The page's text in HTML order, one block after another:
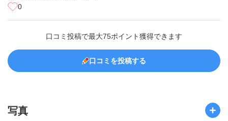
0
口コミ投稿で最大75ポイント獲得できます
口コミを投稿する
写真